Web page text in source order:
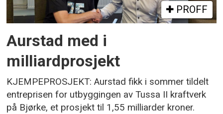
PROFF
Aurstad med i
milliardprosjekt
KJEMPEPROSJEKT: Aurstad fikk i sommer tildelt
entreprisen for utbyggingen av Tussa II kraftverk
på Bjørke, et prosjekt til 1,55 milliarder kroner.